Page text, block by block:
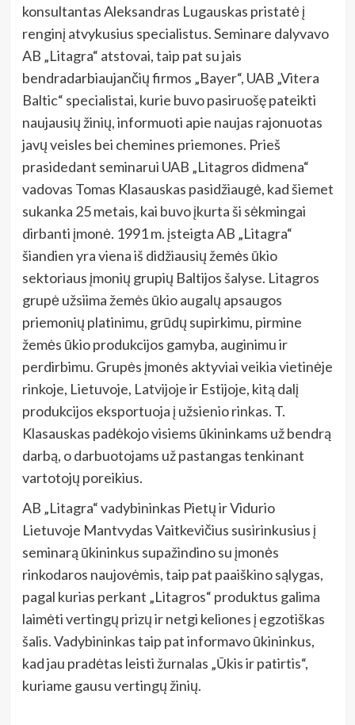
konsultantas Aleksandras Lugauskas pristatė į
renginį atvykusius specialistus. Seminare dalyvavo
AB „Litagra“ atstovai, taip pat su jais
bendradarbiaujančių firmos „Bayer“, UAB „Vitera
Baltic“ specialistai, kurie buvo pasiruošę pateikti
naujausių žinių, informuoti apie naujas rajonuotas
javų veisles bei chemines priemones. Prieš
prasidedant seminarui UAB „Litagros didmena“
vadovas Tomas Klasauskas pasidžiaugė, kad šiemet
sukanka 25 metais, kai buvo įkurta ši sėkmingai
dirbanti įmonė. 1991 m. įsteigta AB „Litagra“
šiandien yra viena iš didžiausių žemės ūkio
sektoriaus įmonių grupių Baltijos šalyse. Litagros
grupė užsiima žemės ūkio augalų apsaugos
priemonių platinimu, grūdų supirkimu, pirmine
žemės ūkio produkcijos gamyba, auginimu ir
perdirbimu. Grupės įmonės aktyviai veikia vietinėje
rinkoje, Lietuvoje, Latvijoje ir Estijoje, kitą dalį
produkcijos eksportuoja į užsienio rinkas. T.
Klasauskas padėkojo visiems ūkininkams už bendrą
darbą, o darbuotojams už pastangas tenkinant
vartotojų poreikius.
AB „Litagra“ vadybininkas Pietų ir Vidurio
Lietuvoje Mantvydas Vaitkevičius susirinkusius į
seminarą ūkininkus supažindino su įmonės
rinkodaros naujovėmis, taip pat paaiškino sąlygas,
pagal kurias perkant „Litagros“ produktus galima
laimėti vertingų prizų ir netgi keliones į egzotiškas
šalis. Vadybininkas taip pat informavo ūkininkus,
kad jau pradėtas leisti žurnalas „Ūkis ir patirtis“,
kuriame gausu vertingų žinių.